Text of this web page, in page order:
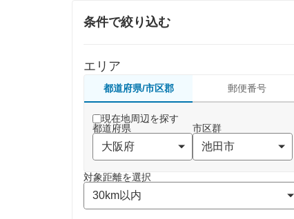
条件で絞り込む
エリア
都道府県/市区郡 郵便番号
現在地周辺を探す
都道府県
市区群
対象距離を選択